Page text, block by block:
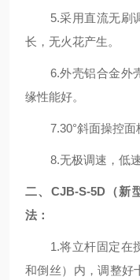
5.采用直流无刷
长，无火花产生。
6.外壳铝合金外
缘性能好。
7.30°斜面操控面
8.无极调速，低
二、CJB-S-5D（新
法 ：
1.将立杆固定在
和倒丝）内，调整好